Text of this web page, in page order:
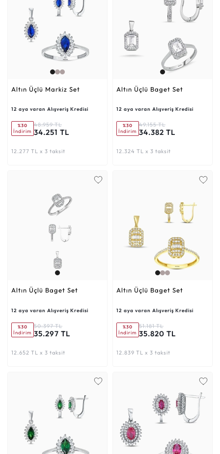
Altın Üçlü Markiz Set
12 aya varan Alışveriş Kredisi
%30
İndirim
48.959 TL
34.251 TL
12.277 TL x 3 taksit
Altın Üçlü Baget Set
12 aya varan Alışveriş Kredisi
%30
İndirim
49.155 TL
34.382 TL
12.324 TL x 3 taksit
Altın Üçlü Baget Set
12 aya varan Alışveriş Kredisi
%30
İndirim
50.397 TL
35.297 TL
12.652 TL x 3 taksit
Altın Üçlü Baget Set
12 aya varan Alışveriş Kredisi
%30
İndirim
51.181 TL
35.820 TL
12.839 TL x 3 taksit